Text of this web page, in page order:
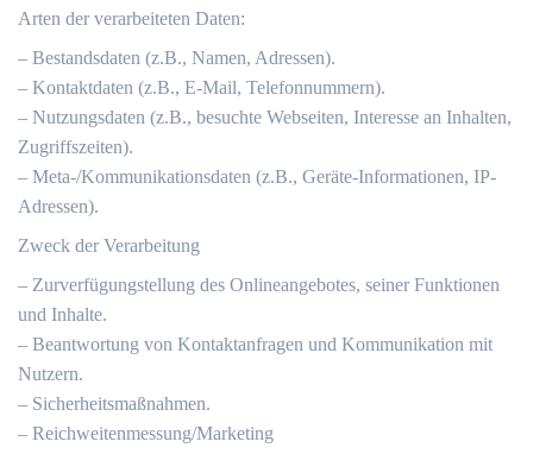
Arten der verarbeiteten Daten:
– Bestandsdaten (z.B., Namen, Adressen).
– Kontaktdaten (z.B., E-Mail, Telefonnummern).
– Nutzungsdaten (z.B., besuchte Webseiten, Interesse an Inhalten,
Zugriffszeiten).
– Meta-/Kommunikationsdaten (z.B., Geräte-Informationen, IP-
Adressen).
Zweck der Verarbeitung
– Zurverfügungstellung des Onlineangebotes, seiner Funktionen
und Inhalte.
– Beantwortung von Kontaktanfragen und Kommunikation mit
Nutzern.
– Sicherheitsmaßnahmen.
– Reichweitenmessung/Marketing